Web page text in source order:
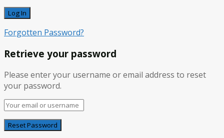
Forgotten Password?
Retrieve your password
Please enter your username or email address to reset
your password.